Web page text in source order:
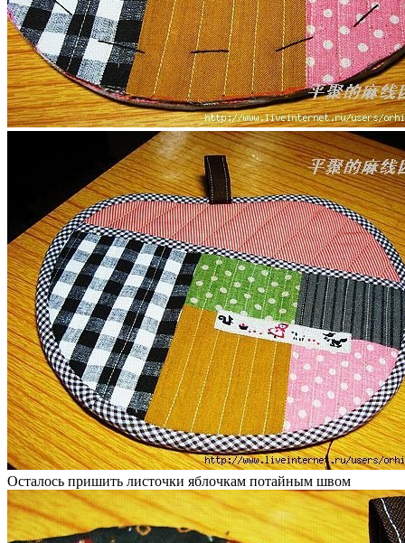
Осталось пришить листочки яблочкам потайным швом